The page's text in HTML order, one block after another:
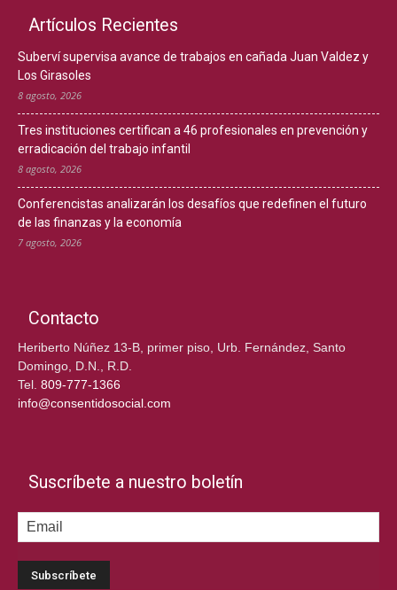
Artículos Recientes
Suberví supervisa avance de trabajos en cañada Juan Valdez y
Los Girasoles
8 agosto, 2026
Tres instituciones certifican a 46 profesionales en prevención y
erradicación del trabajo infantil
8 agosto, 2026
Conferencistas analizarán los desafíos que redefinen el futuro
de las finanzas y la economía
7 agosto, 2026
Contacto
Heriberto Núñez 13-B, primer piso, Urb. Fernández, Santo
Domingo, D.N., R.D.
Tel. 809-777-1366
info@consentidosocial.com
Suscríbete a nuestro boletín